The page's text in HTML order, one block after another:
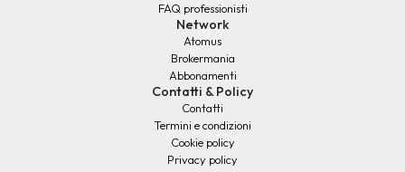
FAQ professionisti
Network
Atomus
Brokermania
Abbonamenti
Contatti & Policy
Contatti
Termini e condizioni
Cookie policy
Privacy policy